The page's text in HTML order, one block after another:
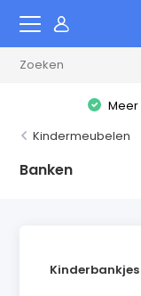
Meer
Kindermeubelen
Banken
Kinderbankjes